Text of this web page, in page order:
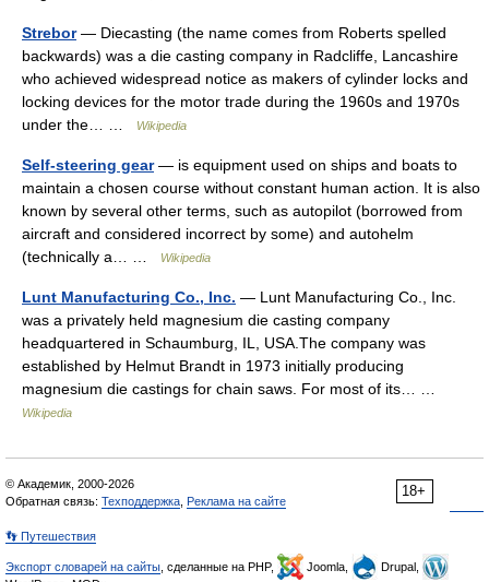
Strebor— Diecasting (the name comes from Roberts spelled
backwards) was a die casting company in Radcliffe, Lancashire
who achieved widespread notice as makers of cylinder locks and
locking devices for the motor trade during the 1960s and 1970s
under the… …
Wikipedia
Self-steering gear— is equipment used on ships and boats to
maintain a chosen course without constant human action. It is also
known by several other terms, such as autopilot (borrowed from
aircraft and considered incorrect by some) and autohelm
(technically a… …
Wikipedia
Lunt Manufacturing Co., Inc. — Lunt Manufacturing Co., Inc.
was a privately held magnesium die casting company
headquartered in Schaumburg, IL, USA.The company was
established by Helmut Brandt in 1973 initially producing
magnesium die castings for chain saws. For most of its… …
Wikipedia
18+
© Академик, 2000-2026
Обратная связь: Техподдержка Реклама на сайте
👣 Путешествия
Экспорт словарей на сайты , сделанные на PHP, Joomla,
Drupal,